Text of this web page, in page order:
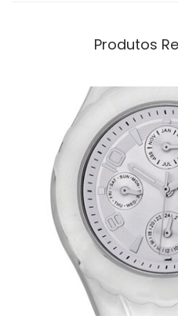
Produtos